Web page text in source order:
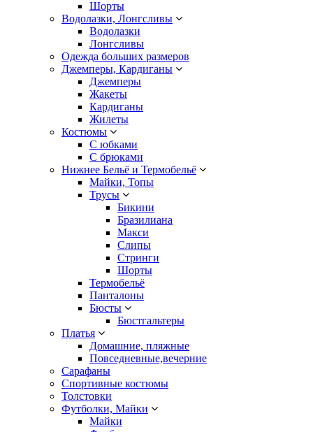
Шорты
Водолазки, Лонгсливы
Водолазки
Лонгсливы
Одежда больших размеров
Джемперы, Кардиганы
Джемперы
Жакеты
Кардиганы
Жилеты
Костюмы
С юбками
С брюками
Нижнее Бельё и Термобельё
Майки, Топы
Трусы
Бикини
Бразилиана
Макси
Слипы
Стринги
Шорты
Термобельё
Панталоны
Бюсты
Бюстгальтеры
Платья
Домашние, пляжные
Повседневные,вечерние
Сарафаны
Спортивные костюмы
Толстовки
Футболки, Майки
Майки